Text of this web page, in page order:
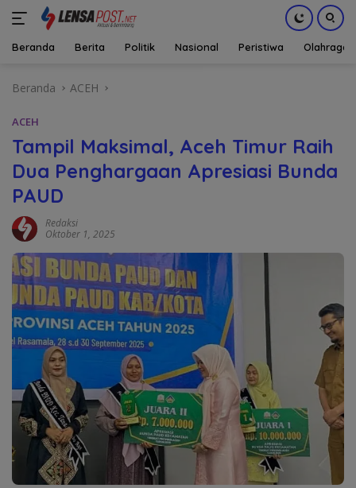
Beranda Berita Politik Nasional Peristiwa Olahraga
Beranda ACEH
ACEH
Tampil Maksimal, Aceh Timur Raih
Dua Penghargaan Apresiasi Bunda
PAUD
Redaksi
Oktober 1, 2025